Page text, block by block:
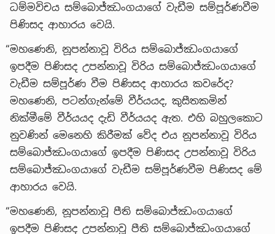
ධම්මවිචය සම්බොජ්ඣංගයාගේ වැඩීම සම්පූර්ණවීම
පිණිසද ආහාරය වෙයි.
“මහණෙනි, නූපන්නාවූ විරිය සම්බොජ්ඣංගයාගේ
ඉපදීම පිණිසද උපන්නාවූ විරිය සම්බොජ්ඣංගයාගේ
වැඩීම සම්පූර්ණ වීම පිණිසද ආහාරය කවරේද?
මහණෙනි, පටන්ගැන්මේ වීර්යයද, කුසීතකමින්
නික්මීමේ වීර්යයද දැඩි වීර්යයද ඇත. එහි බහුලකොට
නුවණින් මෙනෙහි කිරීමක් වේද එය නූපන්නාවූ විරිය
සම්බොජ්ඣංගයාගේ ඉපදීම පිණිසද උපන්නාවූ විරිය
සම්බොජ්ඣංගයාගේ වැඩීම සම්පූර්ණවීම පිණිසද මේ
ආහාරය වෙයි.
“මහණෙනි, නූපන්නාවූ පීති සම්බොජ්ඣංගයාගේ
ඉපදීම පිණිසද උපන්නාවූ පීති සම්බොජ්ඣංගයාගේ